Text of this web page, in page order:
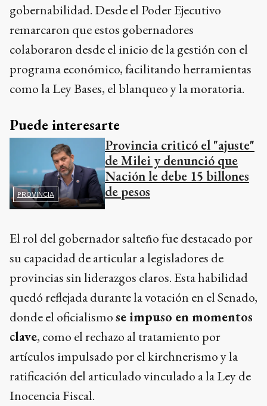
gobernabilidad. Desde el Poder Ejecutivo
remarcaron que estos gobernadores
colaboraron desde el inicio de la gestión con el
programa económico, facilitando herramientas
como la Ley Bases, el blanqueo y la moratoria.
Puede interesarte
PROVINCIA
Provincia criticó el "ajuste"
de Milei y denunció que
Nación le debe 15 billones
de pesos
El rol del gobernador salteño fue destacado por
su capacidad de articular a legisladores de
provincias sin liderazgos claros. Esta habilidad
quedó reflejada durante la votación en el Senado,
donde el oficialismose impuso en momentos
clave, como el rechazo al tratamiento por
artículos impulsado por el kirchnerismo y la
ratificación del articulado vinculado a la Ley de
Inocencia Fiscal.